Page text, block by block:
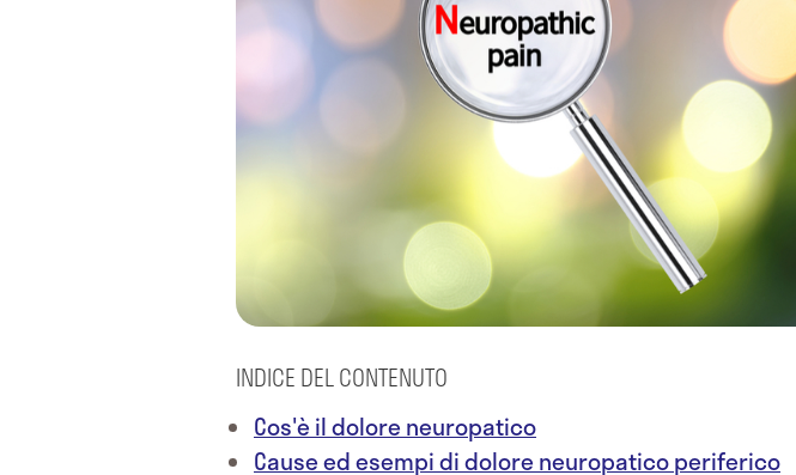
INDICE DEL CONTENUTO
Cos'è il dolore neuropatico
Cause ed esempi di dolore neuropatico periferico